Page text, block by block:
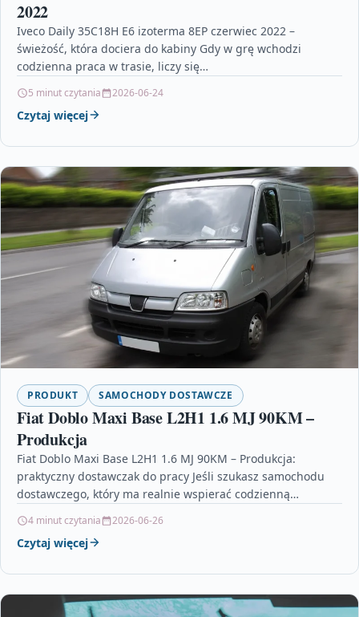
2022
Iveco Daily 35C18H E6 izoterma 8EP czerwiec 2022 –
świeżość, która dociera do kabiny Gdy w grę wchodzi
codzienna praca w trasie, liczy się…
5 minut czytania 2026-06-24
Czytaj więcej
PRODUKT SAMOCHODY DOSTAWCZE
Fiat Doblo Maxi Base L2H1 1.6 MJ 90KM –
Produkcja
Fiat Doblo Maxi Base L2H1 1.6 MJ 90KM – Produkcja:
praktyczny dostawczak do pracy Jeśli szukasz samochodu
dostawczego, który ma realnie wspierać codzienną
4 minut czytania 2026-06-26
Czytaj więcej